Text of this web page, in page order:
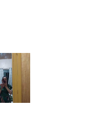
/ 30 in, 색: 녹색, 사이즈: S